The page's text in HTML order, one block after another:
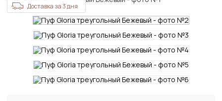
Доставка за 3 дня